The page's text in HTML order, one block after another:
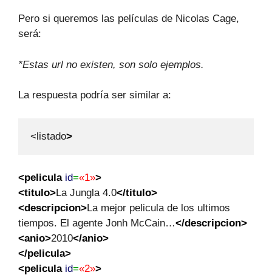
Pero si queremos las películas de Nicolas Cage,
será:
*Estas url no existen, son solo ejemplos.
La respuesta podría ser similar a:
<listado>
<pelicula id=«1»>
<titulo>La Jungla 4.0</titulo>
<descripcion>La mejor pelicula de los ultimos
tiempos. El agente Jonh McCain…</descripcion>
<anio>2010</anio>
</pelicula>
<pelicula id=«2»>